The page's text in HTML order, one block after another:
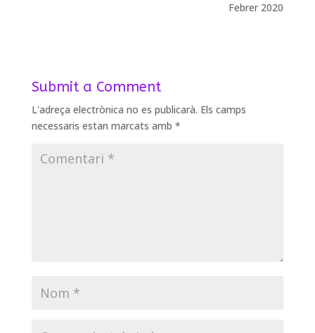
Febrer 2020
Submit a Comment
L'adreça electrònica no es publicarà. Els camps
necessaris estan marcats amb *